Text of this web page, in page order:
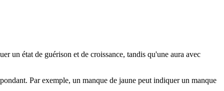
un état de guérison et de croissance, tandis qu'une aura avec
Par exemple, un manque de jaune peut indiquer un manque